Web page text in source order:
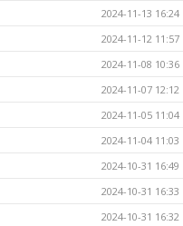
2024-11-13 16:24
2024-11-12 11:57
2024-11-08 10:36
2024-11-07 12:12
2024-11-05 11:04
2024-11-04 11:03
2024-10-31 16:49
2024-10-31 16:33
2024-10-31 16:32